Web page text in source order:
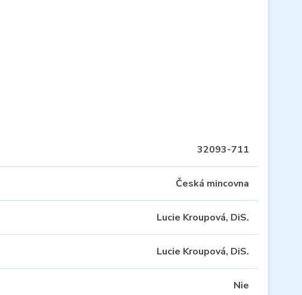
32093-711
Česká mincovna
Lucie Kroupová, DiS.
Lucie Kroupová, DiS.
Nie